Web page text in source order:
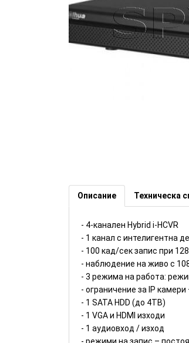
4-канален
Описание Техническа
- 4-канален Hybrid i-HCVR
- 1 канал с интелигентна
- 100 кад/сек запис при
- наблюдение на живо с
- 3 режима на работа:
- ограничение за IP
- 1 SATA HDD (до 4TB)
- 1 VGA и HDMI изходи
- 1 аудиовход / изход